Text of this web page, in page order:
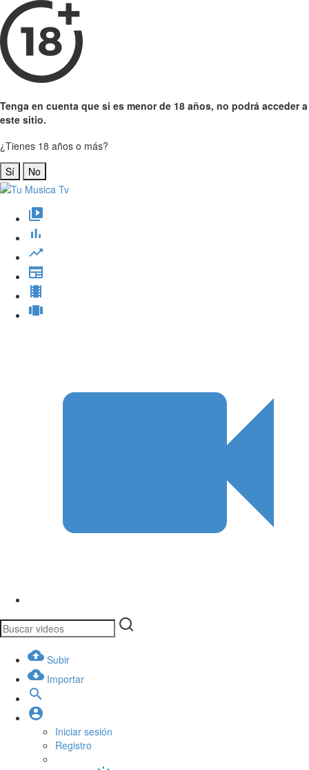
Tenga en cuenta que si es menor de 18 años, no podrá acceder a
este sitio.
¿Tienes 18 años o más?
Sí
No
Subir
Importar
Iniciar sesión
Registro